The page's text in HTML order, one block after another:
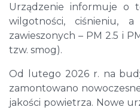
Urządzenie informuje o
wilgotności, ciśnieniu,
zawieszonych – PM 2.5 i
tzw. smog).
Od lutego 2026 r. na
zamontowano
jakości powietrza. Nowe